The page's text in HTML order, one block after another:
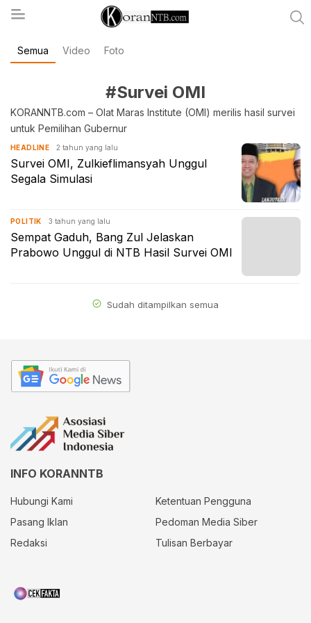
koranntb.com
Semua Video Foto
#Survei OMI
KORANNTB.com – Olat Maras Institute (OMI) merilis hasil survei
untuk Pemilihan Gubernur
HEADLINE 2 tahun yang lalu
Survei OMI, Zulkieflimansyah Unggul
Segala Simulasi
POLITIK 3 tahun yang lalu
Sempat Gaduh, Bang Zul Jelaskan
Prabowo Unggul di NTB Hasil Survei OMI
Sudah ditampilkan semua
INFO KORANNTB
Hubungi Kami
Ketentuan Pengguna
Pasang Iklan
Pedoman Media Siber
Redaksi
Tulisan Berbayar